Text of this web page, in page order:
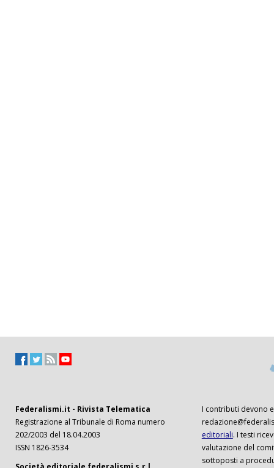
Federalismi.it - Rivista Telematica
Registrazione al Tribunale di Roma numero
202/2003 del 18.04.2003
ISSN 1826-3534
I contributi devono
editoriali. I testi
valutazione del
sottoposti a